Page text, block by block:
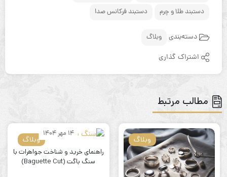
دستبند طلا و چرم
دستبند فرکانس صدا
دسته‌بندی وبلاگ
اشتراک گذاری
مطالب مرتبط
وبلاگ وبلاگ
14 مهر 1404
راهنمای خرید و شناخت جواهرات با
سنگ باگت (Baguette Cut)